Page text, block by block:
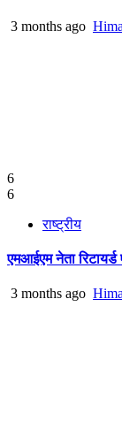
3 months ago
6
6
राष्ट्रीय
एमआईएम नेता
3 months ago